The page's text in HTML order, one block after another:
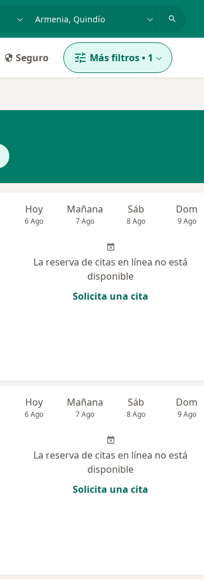
Seguro Más filtros• 1
Hoy
6 Ago
Mañana
7 Ago
Sáb
8 Ago
Dom
9 Ago
La reserva de citas en línea no está
disponible
Solicita una cita
Hoy
6 Ago
Mañana
7 Ago
Sáb
8 Ago
Dom
9 Ago
La reserva de citas en línea no está
disponible
Solicita una cita